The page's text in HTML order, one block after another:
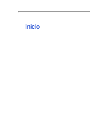
Inicio